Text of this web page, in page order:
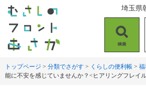
す
し
索
埼玉県
トップページ > 分類でさがす > くらしの便利帳 > 福
能に不安を感じていませんか？<ヒアリングフレイ